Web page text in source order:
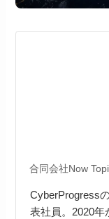
合同会社Now
CyberProgress
表社員。2020年